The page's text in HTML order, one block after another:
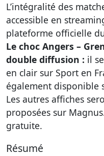
L’intégralité des
accessible en
plateforme officielle
Le choc Angers –
double diffusion : il
en clair sur Sport en
également disponible
Les autres affiches
proposées sur
gratuite.
Résumé